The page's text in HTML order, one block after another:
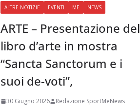
ALTRE NOTIZIE EVENTI ME NEWS
ARTE – Presentazione del
libro d’arte in mostra
“Sancta Sanctorum e i
suoi de-voti”,
30 Giugno 2026 Redazione SportMeNews